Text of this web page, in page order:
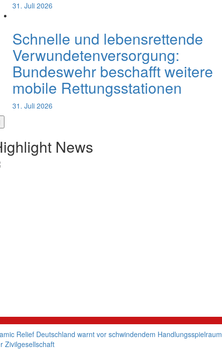
31. Juli 2026
Schnelle und lebensrettende
Verwundetenversorgung:
Bundeswehr beschafft weitere
mobile Rettungsstationen
31. Juli 2026
News
Relief Deutschland warnt vor schwindendem Handlungsspielraum
Zivilgesellschaft